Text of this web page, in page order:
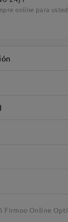
online para
Firmoo Online